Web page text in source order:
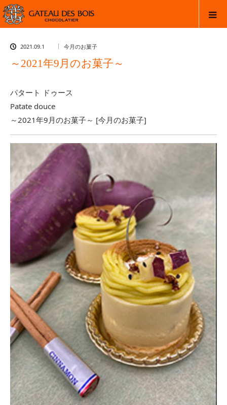
2021.09.1 今月のお菓子
～2021年9月のお菓子～
パタート ドゥース
Patate douce
～2021年9月のお菓子～ [今月のお菓子]